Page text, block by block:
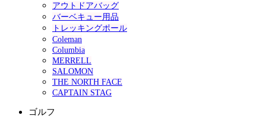
アウトドアバッグ
バーベキュー用品
トレッキングポール
Coleman
Columbia
MERRELL
SALOMON
THE NORTH FACE
CAPTAIN STAG
ゴルフ